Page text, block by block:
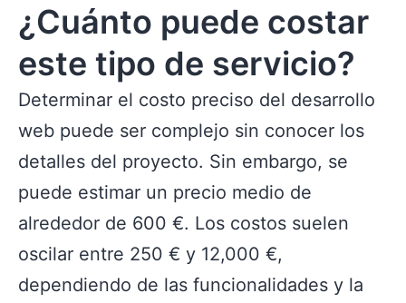
¿Cuánto puede costar
este tipo de servicio?
Determinar el costo preciso del desarrollo
web puede ser complejo sin conocer los
detalles del proyecto. Sin embargo, se
puede estimar un precio medio de
alrededor de 600 €. Los costos suelen
oscilar entre 250 € y 12,000 €,
dependiendo de las funcionalidades y la